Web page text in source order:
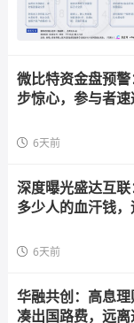
微比特资金盘预
步惊心，参与者速
6天前
深度曝光盛达互
多少人的血汗钱
6天前
华融共创：高息
凑出国路费，远